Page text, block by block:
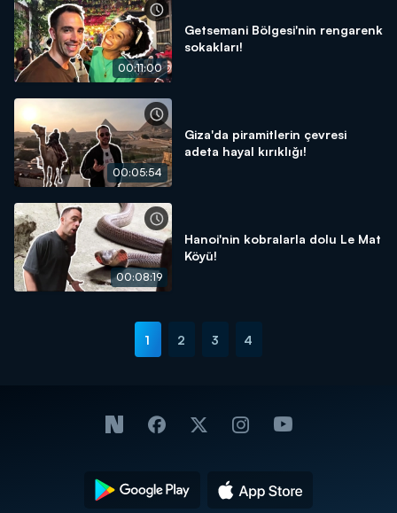
00:11:00
Getsemani Bölgesi'nin rengarenk
sokakları!
00:05:54
Giza'da piramitlerin çevresi
adeta hayal kırıklığı!
00:08:19
Hanoi'nin kobralarla dolu Le Mat
Köyü!
1 2 3 4